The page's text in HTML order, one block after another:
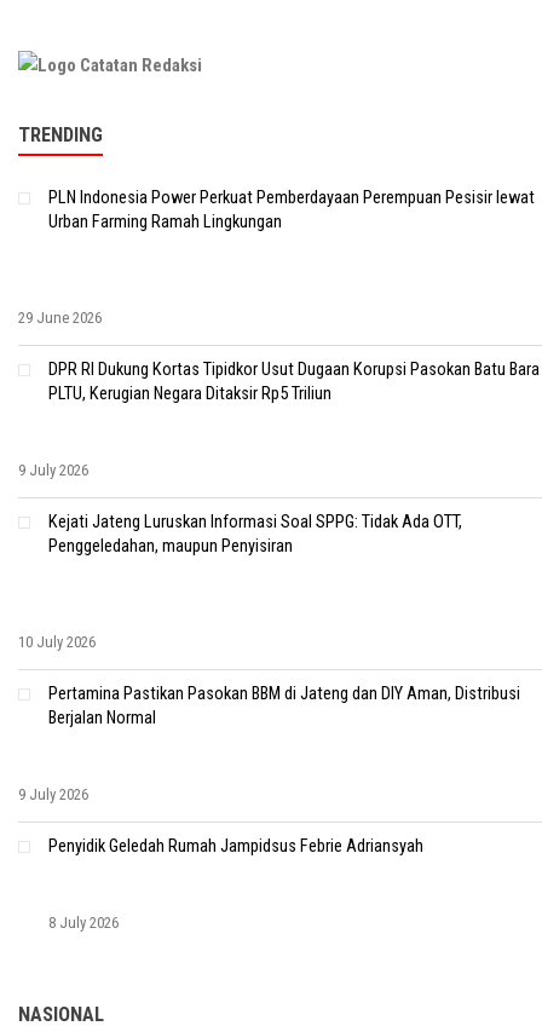
TRENDING
PLN Indonesia Power Perkuat Pemberdayaan Perempuan Pesisir lewat
Urban Farming Ramah Lingkungan
29 June 2026
DPR RI Dukung Kortas Tipidkor Usut Dugaan Korupsi Pasokan Batu Bara
PLTU, Kerugian Negara Ditaksir Rp5 Triliun
9 July 2026
Kejati Jateng Luruskan Informasi Soal SPPG: Tidak Ada OTT,
Penggeledahan, maupun Penyisiran
10 July 2026
Pertamina Pastikan Pasokan BBM di Jateng dan DIY Aman, Distribusi
Berjalan Normal
9 July 2026
Penyidik Geledah Rumah Jampidsus Febrie Adriansyah
8 July 2026
NASIONAL